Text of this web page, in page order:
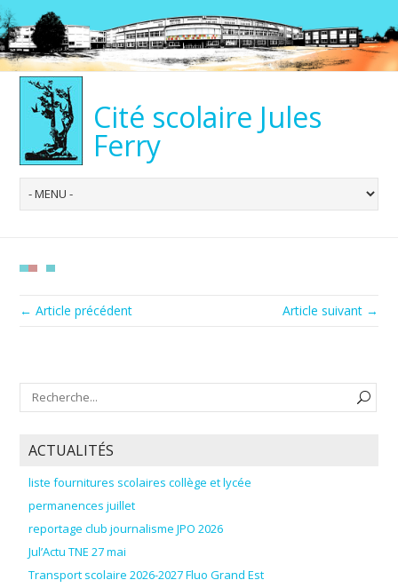
Cité scolaire Jules
Ferry
← Article précédent Article suivant →
ACTUALITÉS
liste fournitures scolaires collège et lycée
permanences juillet
reportage club journalisme JPO 2026
Jul’Actu TNE 27 mai
Transport scolaire 2026-2027 Fluo Grand Est